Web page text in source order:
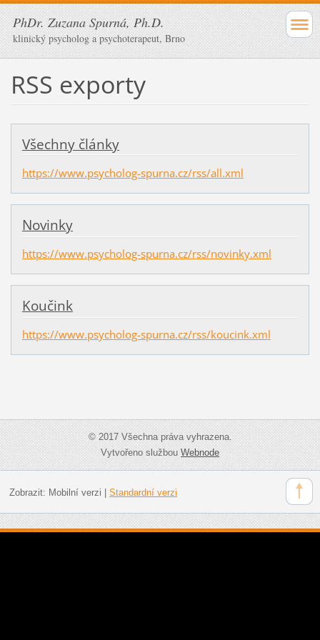
PhDr. Zuzana Spurná, Ph.D.
klinický psycholog a psychoterapeut, Brno
RSS exporty
Všechny články
https://www.psycholog-spurna.cz/rss/all.xml
Novinky
https://www.psycholog-spurna.cz/rss/novinky.xml
Koučink
https://www.psycholog-spurna.cz/rss/koucink.xml
© 2017 Všechna práva vyhrazena.
Vytvořeno službouWebnode
Zobrazit: Mobilní verzi | Standardní verzi